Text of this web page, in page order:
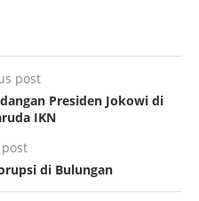
post
Presiden Jokowi di
IKN
di Bulungan